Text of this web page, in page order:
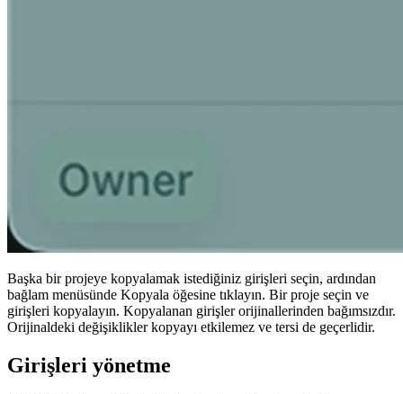
Başka bir projeye kopyalamak istediğiniz girişleri seçin, ardından
bağlam menüsünde Kopyala öğesine tıklayın. Bir proje seçin ve
girişleri kopyalayın. Kopyalanan girişler orijinallerinden bağımsızdır.
Orijinaldeki değişiklikler kopyayı etkilemez ve tersi de geçerlidir.
Girişleri yönetme